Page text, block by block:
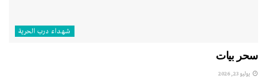
شهداء درب الحرية
سحر بيات
يوليو 23, 2026